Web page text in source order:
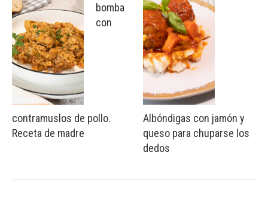
bomba
con
contramuslos de pollo.
Receta de madre
Albóndigas con jamón y
queso para chuparse los
dedos